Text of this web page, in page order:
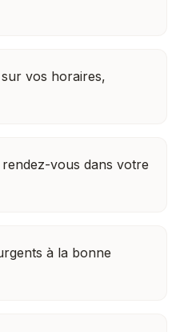
vos horaires,
vous dans votre
à la bonne